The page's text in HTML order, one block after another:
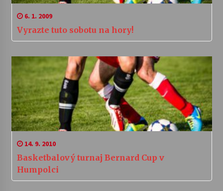
6. 1. 2009
Vyrazte tuto sobotu na hory!
14. 9. 2010
Basketbalový turnaj Bernard Cup v
Humpolci